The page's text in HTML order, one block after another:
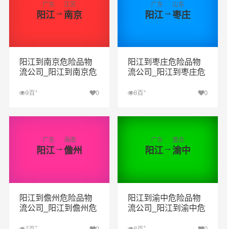
广东
阳江→
江苏
南京
阳江到南京危险品物
流公司_阳江到南京危
南京危险品专线
9百 + 0
查看详细
广东
阳江→
山东
枣庄
阳江到枣庄危险品物
流公司_阳江到枣庄危
枣庄危险品专线
8百+ 0
查看详细
广东
阳江→
海南
儋州
阳江到儋州危险品物
流公司_阳江到儋州危
+
广东
阳江→
重庆
渝中
阳江到渝中危险品物
流公司_阳江到渝中危
+